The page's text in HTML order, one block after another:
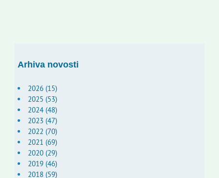
Arhiva novosti
2026 (15)
2025 (53)
2024 (48)
2023 (47)
2022 (70)
2021 (69)
2020 (29)
2019 (46)
2018 (59)